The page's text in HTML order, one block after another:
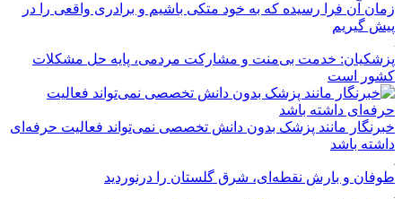
زمان آن فرا رسیده که به خود متکی باشیم و برادری واقعی را در
پیش گیریم
پزشکیان: خدمت بی‌منت و مشارکت مردمی، پایه حل مشکلات
کشور است
خبرنگار مانند پزشک بدون دانش تخصصی نمی‌تواند فعالیت حرفه‌ای
داشته باشد
طوفان و بارش نقطه‌ای، شرق گلستان را درنوردید